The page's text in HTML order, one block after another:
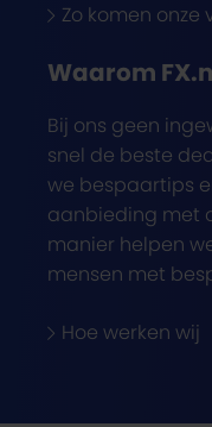
Zo komen
Waarom
Bij ons geen
snel de beste
we bespaartips
aanbieding met
manier helpen
mensen met
Hoe werken wij